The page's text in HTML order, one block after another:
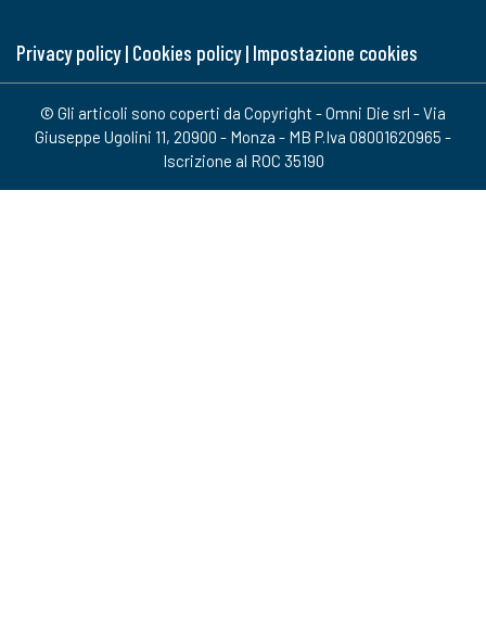
Privacy policy| Cookies policy| Impostazione cookies
© Gli articoli sono coperti da Copyright - Omni Die srl - Via
Giuseppe Ugolini 11, 20900 - Monza - MB P.Iva 08001620965 -
Iscrizione al ROC 35190